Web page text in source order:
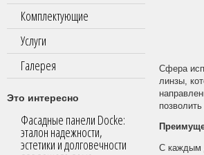
Комплектующие
Услуги
Галерея
Это интересно
Фасадные панели Docke:
эталон надежности,
эстетики и долговечности
Сфера
линзы,
С каждым